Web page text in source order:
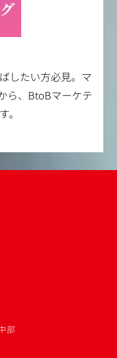
したい方必見。マ
ら、BtoBマーケテ
。
部